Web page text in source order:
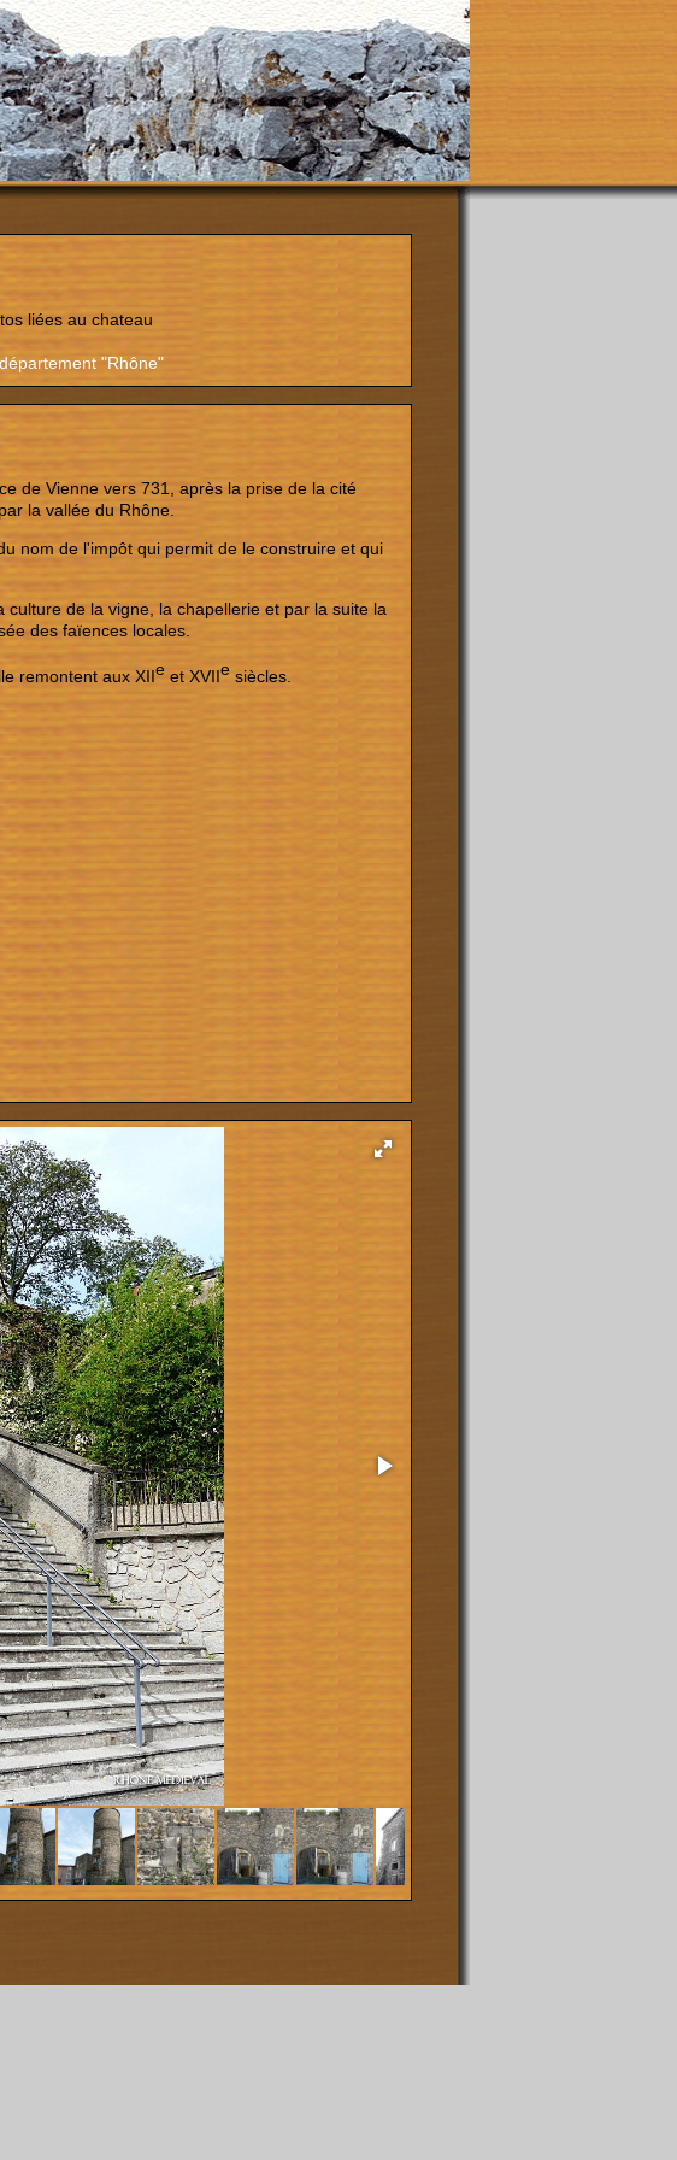
liées au chateau
"Rhône"
de Vienne vers 731, après la prise de la cité
la vallée du Rhône.
nom de l'impôt qui permit de le construire et qui
de la vigne, la chapellerie et par la suite la
des faïences locales.
remontent aux XIIe et XVIIe siècles.